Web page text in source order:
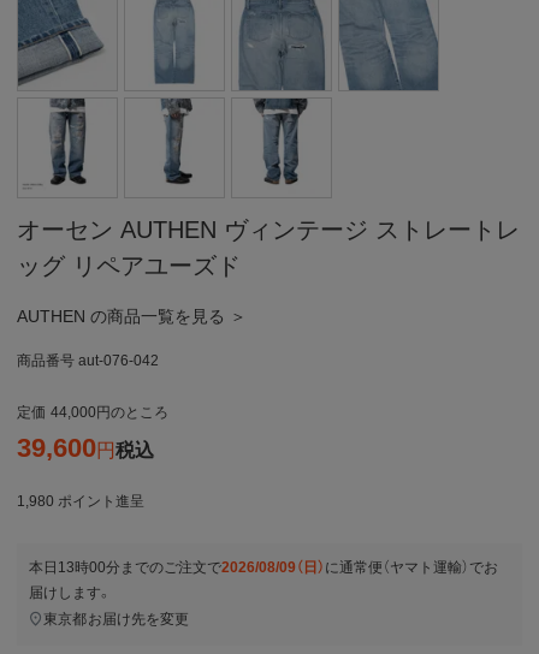
オーセン AUTHEN ヴィンテージ ストレートレ
ッグ リペアユーズド
AUTHEN の商品一覧を見る ＞
商品番号 aut-076-042
定価 44,000 のところ
39,600 税込
1,980 ポイント進呈
本日 13時00分 までのご注文で2026/08/09（日） に通常便（ヤマト運輸） でお
届けします。
東京都お届け先を変更